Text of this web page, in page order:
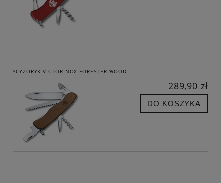
SCYZORYK VICTORINOX FORESTER WOOD
289,90 zł
DO KOSZYKA